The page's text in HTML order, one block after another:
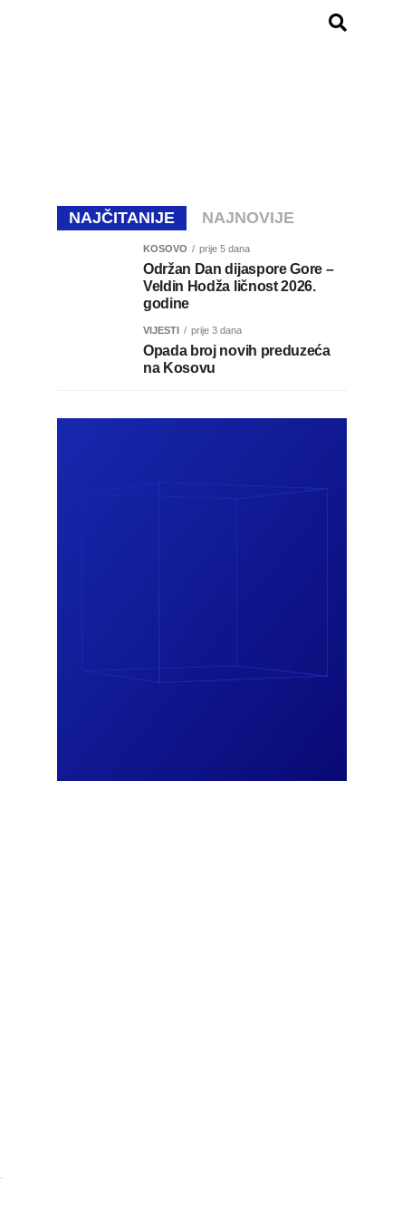
NAJČITANIJE NAJNOVIJE
KOSOVO prije 5 dana
Održan Dan dijaspore Gore –
Veldin Hodža ličnost 2026.
godine
VIJESTI prije 3 dana
Opada broj novih preduzeća
na Kosovu